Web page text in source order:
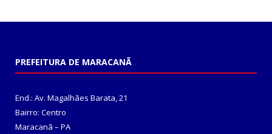
PREFEITURA DE MARACANÃ
End.: Av. Magalhães Barata, 21
Bairro: Centro
Maracanã – PA